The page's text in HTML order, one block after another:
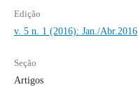
Edição
v. 5 n. 1 (2016): Jan./Abr.2016
Seção
Artigos